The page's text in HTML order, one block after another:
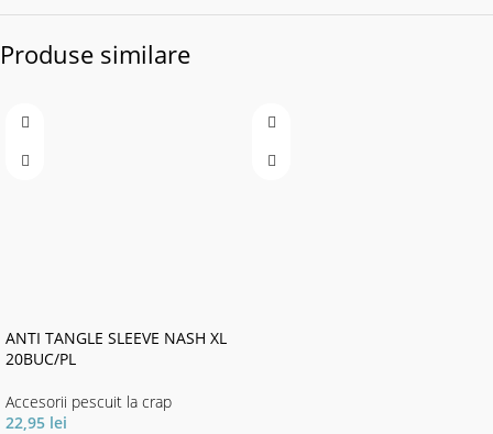
Produse similare
ANTI TANGLE SLEEVE NASH XL
20BUC/PL
Accesorii pescuit la crap
22,95 lei